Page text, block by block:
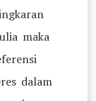
maka
dalam